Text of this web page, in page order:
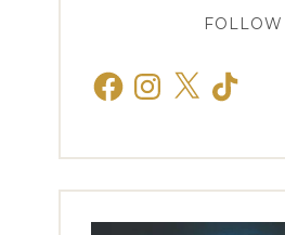
FOLLOW
FacebookInstagram
X TikTok